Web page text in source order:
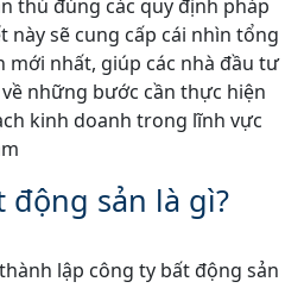
thủ đúng các quy định pháp
này sẽ cung cấp cái nhìn tổng
mới nhất, giúp các nhà đầu tư
những bước cần thực hiện
kinh doanh trong lĩnh vực
động sản là gì?